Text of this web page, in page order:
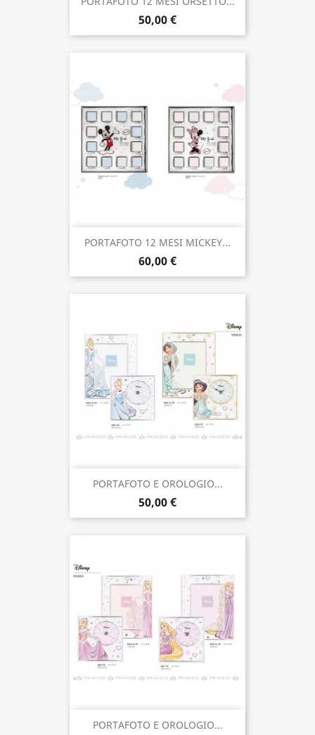
50,00 €
PORTAFOTO 12 MESI MICKEY...
60,00 €
PORTAFOTO E OROLOGIO...
50,00 €
PORTAFOTO E OROLOGIO...